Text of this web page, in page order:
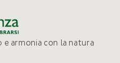
e armonia con la natura